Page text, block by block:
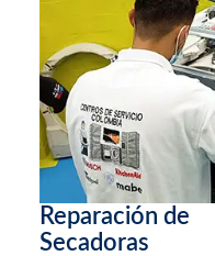
Reparación de
Secadoras